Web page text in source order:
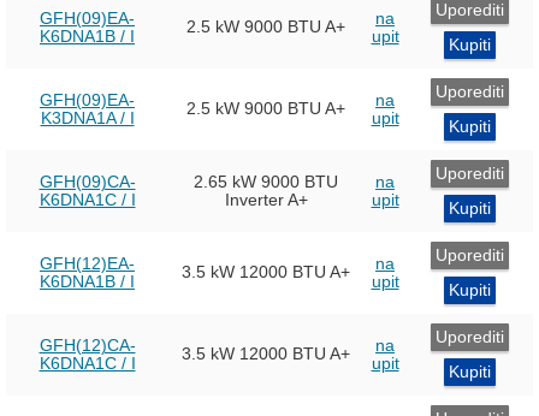
GFH(09)EA-
K6DNA1B / I
2.5 kW 9000 BTU A+
na
upit
Uporediti
Kupiti
GFH(09)EA-
K3DNA1A / I
2.5 kW 9000 BTU A+
na
upit
Uporediti
Kupiti
GFH(09)CA-
K6DNA1C / I
2.65 kW 9000 BTU
Inverter A+
na
upit
Uporediti
Kupiti
GFH(12)EA-
K6DNA1B / I
3.5 kW 12000 BTU A+
na
upit
Uporediti
Kupiti
GFH(12)CA-
K6DNA1C / I
3.5 kW 12000 BTU A+
na
upit
Uporediti
Kupiti